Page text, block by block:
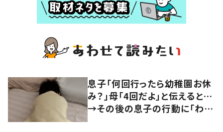
息子「何回行ったら幼稚園お休
み？」母「4回だよ」と伝えると…
→その後の息子の行動に「わか